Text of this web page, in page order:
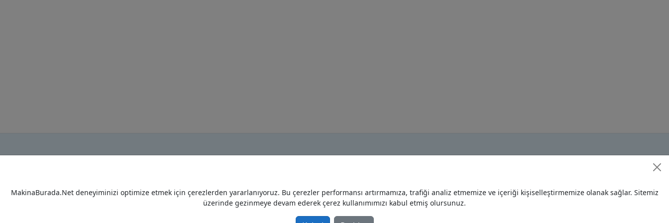
Anasayfa
Gizlilik Politikası
MakinaBurada.Net deneyiminizi optimize etmek için çerezlerden yararlanıyoruz. Bu çerezler performansı artırmamıza, trafiği analiz etmemize ve içeriği kişiselleştirmemize olanak sağlar. Sitemiz
üzerinde gezinmeye devam ederek çerez kullanımımızı kabul etmiş olursunuz.